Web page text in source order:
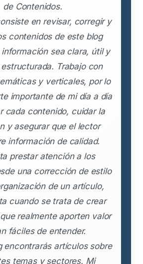
de Contenidos.
en revisar, corregir y
contenidos de este blog
sea clara, útil y
Trabajo con
y verticales, por lo
importante de mi día a día
cada contenido, cuidar la
y asegurar que el lector
información de calidad.
prestar atención a los
una corrección de estilo
de un artículo,
cuando se trata de crear
realmente aporten valor
fáciles de entender.
encontrarás artículos sobre
temas y sectores. Mi